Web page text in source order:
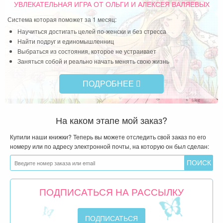
УВЛЕКАТЕЛЬНАЯ ИГРАОТ ОЛЬГИ И АЛЕКСЕЯ ВАЛЯЕВЫХ
Система которая поможет за 1 месяц:
Научиться достигать целей по-женски и без стресса
Найти подруг и единомышленниц
Выбраться из состояния, которое не устраивает
Заняться собой и реально начать менять свою жизнь
ПОДРОБНЕЕ
На каком этапе мой заказ?
Купили наши книжки? Теперь вы можете отследить свой заказ по его
номеру или по адресу электронной почты, на которую он был сделан:
ПОДПИСАТЬСЯ НА РАССЫЛКУ